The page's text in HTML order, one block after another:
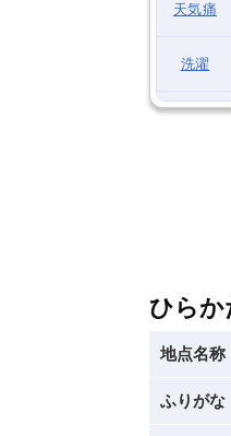
天気痛
洗濯
ひらか
地点名称
ふりがな